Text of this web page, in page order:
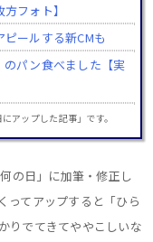
フォト】
ールする新CMも
パン食べました【実
アップした記事」です。
の日」に加筆・修正し
ってアップすると「ひら
りでてきてややこしいな